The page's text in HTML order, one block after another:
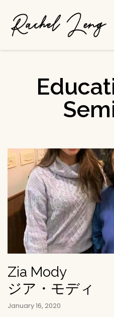
Zia Mody
ジア・モディ
January 16, 2020